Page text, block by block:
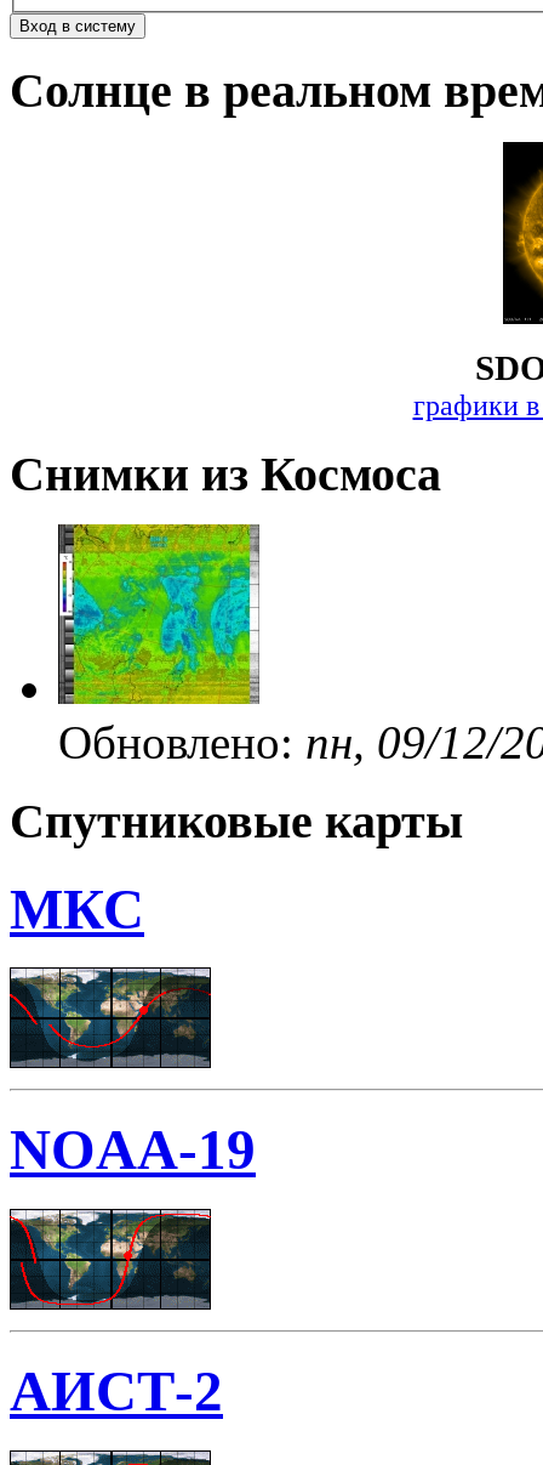
Солнце в реальном
графики
Снимки из Космоса
Обновлено: пн, 09/12/
Спутниковые карты
МКС
NOAA-19
АИСТ-2